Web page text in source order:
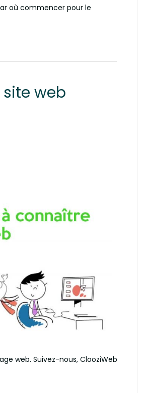
où commencer pour le
web
web. Suivez-nous, ClooziWeb